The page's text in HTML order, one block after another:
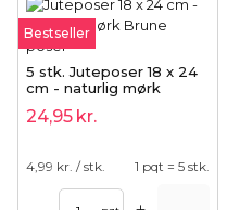
Bestseller
5 stk. Juteposer 18 x 24
cm - naturlig mørk
24,95 kr.
4,99 kr. / stk. 1 pqt = 5 stk.